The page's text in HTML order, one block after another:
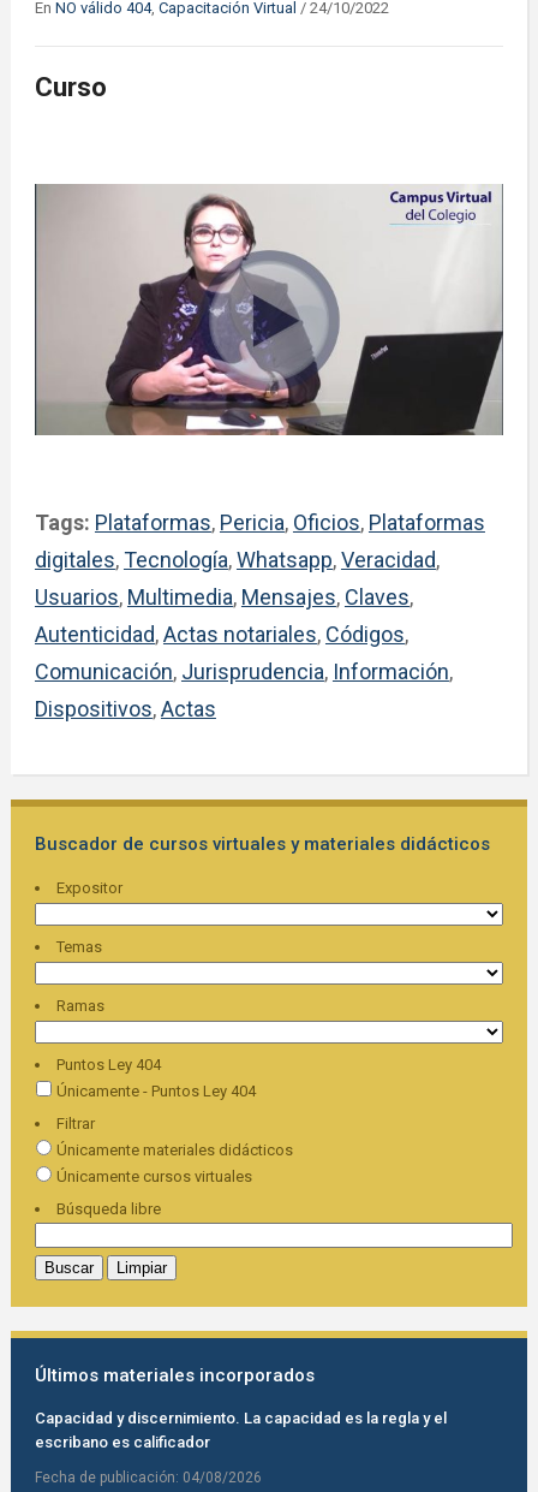
En NO válido 404, Capacitación Virtual / 24/10/2022
Curso
Tags: Plataformas, Pericia, Oficios, Plataformas
digitales,Tecnología,Whatsapp,Veracidad,
Usuarios, Multimedia, Mensajes, Claves,
Autenticidad,Actas notariales, Códigos,
Comunicación, Jurisprudencia, Información,
Dispositivos,Actas
Buscador de cursos virtuales y materiales didácticos
Expositor
Temas
Ramas
Puntos Ley 404
Únicamente - Puntos Ley 404
Filtrar
Únicamente materiales didácticos
Únicamente cursos virtuales
Búsqueda libre
Últimos materiales incorporados
Capacidad y discernimiento. La capacidad es la regla y el
escribano es calificador
Fecha de publicación: 04/08/2026